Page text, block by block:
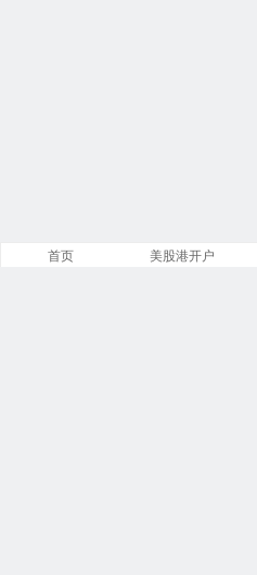
首页 美股港开户